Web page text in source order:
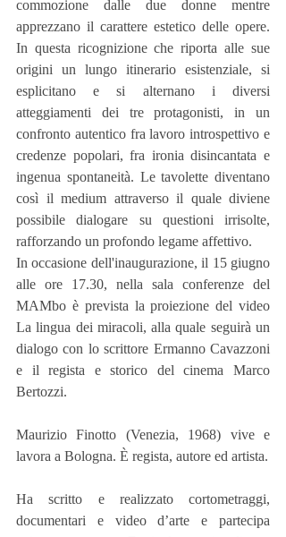
commozione dalle due donne mentre
apprezzano il carattere estetico delle opere.
In questa ricognizione che riporta alle sue
origini un lungo itinerario esistenziale, si
esplicitano e si alternano i diversi
atteggiamenti dei tre protagonisti, in un
confronto autentico fra lavoro introspettivo e
credenze popolari, fra ironia disincantata e
ingenua spontaneità. Le tavolette diventano
così il medium attraverso il quale diviene
possibile dialogare su questioni irrisolte,
rafforzando un profondo legame affettivo.
In occasione dell'inaugurazione, il 15 giugno
alle ore 17.30, nella sala conferenze del
MAMbo è prevista la proiezione del video
La lingua dei miracoli, alla quale seguirà un
dialogo con lo scrittore Ermanno Cavazzoni
e il regista e storico del cinema Marco
Bertozzi.
Maurizio Finotto (Venezia, 1968) vive e
lavora a Bologna. È regista, autore ed artista.
Ha scritto e realizzato cortometraggi,
documentari e video d’arte e partecipa